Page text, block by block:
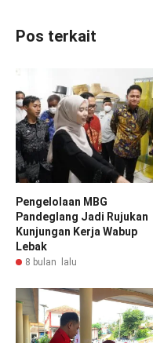
Pos terkait
Pengelolaan MBG
Pandeglang Jadi Rujukan
Kunjungan Kerja Wabup
Lebak
8 bulan lalu